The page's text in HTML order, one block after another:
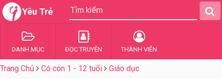
Yêu Trẻ
DANH MỤC ĐỌC TRUYỆN THÀNH VIÊN
Trang Chủ Có con 1 - 12 tuổi Giáo dục